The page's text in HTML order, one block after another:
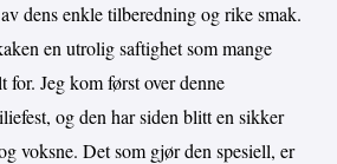
dens enkle tilberedning og rike smak.
en utrolig saftighet som mange
for. Jeg kom først over denne
og den har siden blitt en sikker
voksne. Det som gjør den spesiell, er